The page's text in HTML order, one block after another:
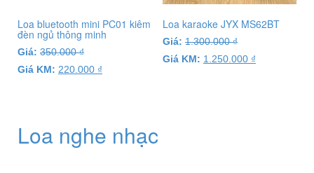
Loa bluetooth mini PC01 kiêm
đèn ngủ thông minh
Giá: 350.000₫
Giá KM: 220.000 ₫
Loa karaoke JYX MS62BT
Giá: 1.300.000₫
Giá KM: 1.250.000 ₫
Loa nghe nhạc